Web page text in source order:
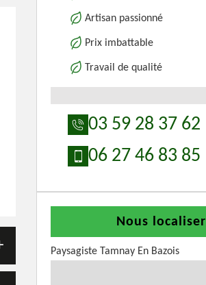
Artisan passionné
Prix imbattable
Travail de qualité
03 59 28 37 62
06 27 46 83 85
Nous localiser
Paysagiste Tamnay En Bazois